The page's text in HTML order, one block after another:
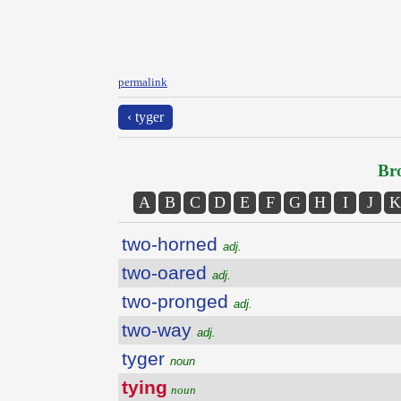
permalink
‹ tyger
A B C D E F G H I J K
two-horned adj.
two-oared adj.
two-pronged adj.
two-way adj.
tyger noun
tying noun